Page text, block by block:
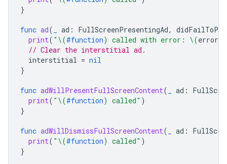
}
func ad( ad : FullScreenPresentingAd,
print( " \(#function) called with error: \(error
// Clear the interstitial ad.
interstitial = nil
}
func adWillPresentFullScreenContent( ad :
print( " \(#function) called" )
}
func adWillDismissFullScreenContent( ad :
print( " \(#function) called" )
}